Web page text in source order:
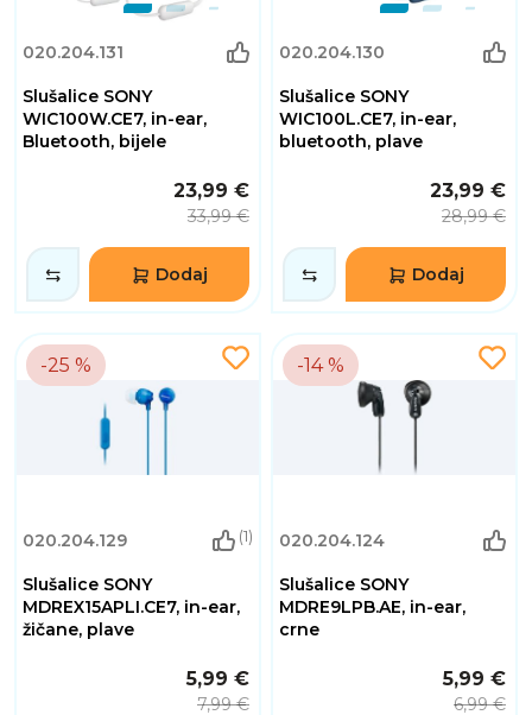
020.204.131
Slušalice SONY
WIC100W.CE7, in-ear,
Bluetooth, bijele
23,99 €
33,99 €
Dodaj
020.204.130
Slušalice SONY
WIC100L.CE7, in-ear,
bluetooth, plave
23,99 €
28,99 €
Dodaj
-25 %
020.204.129 (1)
Slušalice SONY
MDREX15APLI.CE7, in-ear,
žičane, plave
5,99 €
7,99 €
-14 %
020.204.124
Slušalice SONY
MDRE9LPB.AE, in-ear,
crne
5,99 €
6,99 €